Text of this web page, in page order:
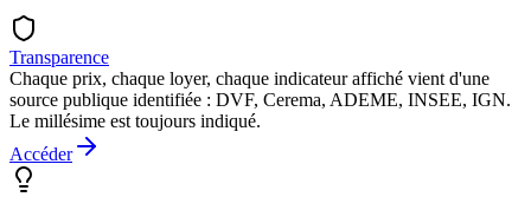
Transparence
Chaque prix, chaque loyer, chaque indicateur affiché vient d'une
source publique identifiée : DVF, Cerema, ADEME, INSEE, IGN.
Le millésime est toujours indiqué.
Accéder